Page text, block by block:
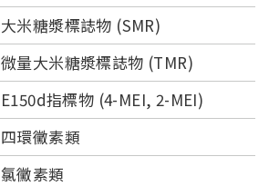
大米糖漿標誌物 (SMR)
微量大米糖漿標誌物 (TMR)
E150d指標物 (4-MEI, 2-MEI)
四環黴素類
氯黴素類